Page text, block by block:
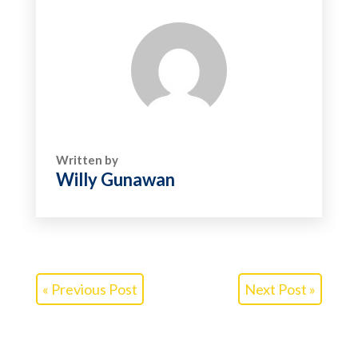
Written by
Willy Gunawan
« Previous Post Next Post »